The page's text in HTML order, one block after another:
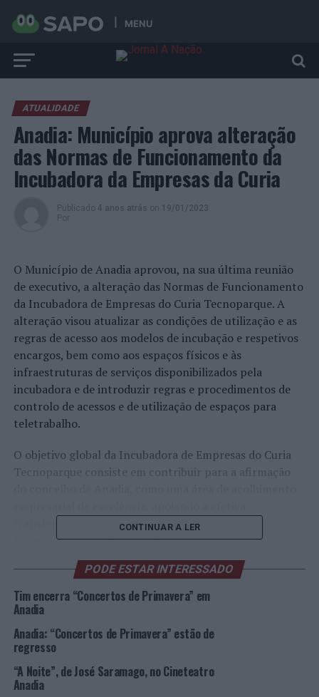
MENU
ATUALIDADE
Anadia: Município aprova alteração
das Normas de Funcionamento da
Incubadora da Empresas da Curia
Publicado 4 anos atrás on 19/01/2023
Por
O Município de Anadia aprovou, na sua última reunião
de executivo, a alteração das Normas de Funcionamento
da Incubadora de Empresas do Curia Tecnoparque. A
alteração visou atualizar as condições de utilização e as
regras de acesso aos modelos de incubação e respetivos
encargos, bem como aos espaços físicos e às
infraestruturas de serviços disponibilizados pela
incubadora e de introduzir regras e procedimentos de
controlo de acessos e de utilização de espaços para
teletrabalho.
O objetivo global da Incubadora de Empresas do Curia
Tecnoparque consiste em contribuir para a afirmação
transferência de conhecimento e tecnologia,
fomentando, paralelamente um conjunto de áreas
estratégicas existentes no concelho, o que permitirá,
desse modo, apoiar e incentivar o desenvolvimento
económico e empresarial do território.
modalidades de incubação:Coworking, Pré-incubação,
Incubação Virtual e Física, e Espaços para Teletrabalho.
De sublinhar que a incubação é um instrumento de
CONTINUAR A LER
PODE ESTAR INTERESSADO
Tim encerra “Concertos de Primavera” em
Anadia
Anadia: “Concertos de Primavera” estão de
regresso
“A Noite”, de José Saramago, no Cineteatro
Anadia